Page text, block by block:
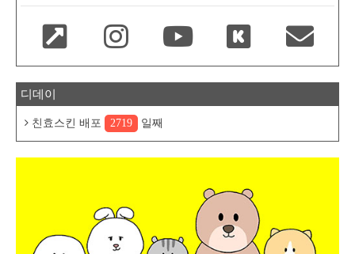
디데이
친효스킨 배포 2719 일째